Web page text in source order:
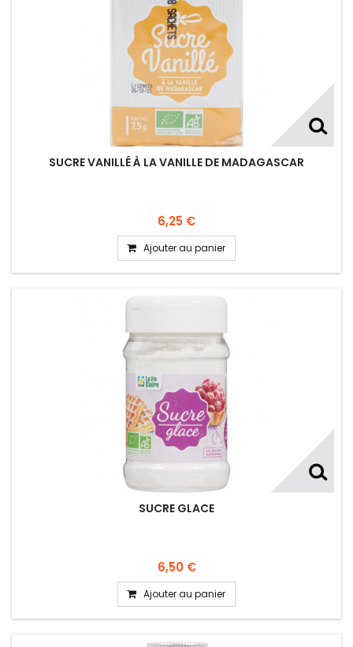
SUCRE VANILLÉ À LA VANILLE DE MADAGASCAR
6,25 €
Ajouter au panier
SUCRE GLACE
6,50 €
Ajouter au panier